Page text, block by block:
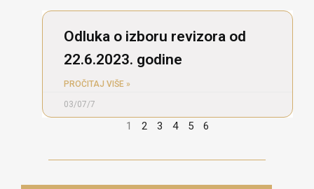
Odluka o izboru revizora od
22.6.2023. godine
PROČITAJ VIŠE »
03/07/7
1 2 3 4 5 6